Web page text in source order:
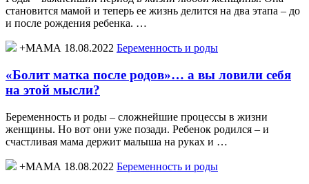
становится мамой и теперь ее жизнь делится на два этапа – до
и после рождения ребенка. …
+МАМА 18.08.2022 Беременность и роды
«Болит матка после родов»… а вы ловили себя
на этой мысли?
Беременность и роды – сложнейшие процессы в жизни
женщины. Но вот они уже позади. Ребенок родился – и
счастливая мама держит малыша на руках и …
+МАМА 18.08.2022 Беременность и роды